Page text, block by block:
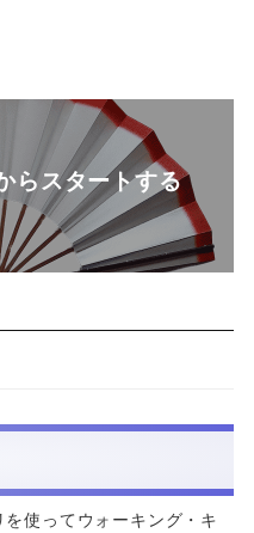
らスタートする
使ってウォーキング・キ